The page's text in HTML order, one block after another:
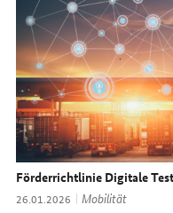
Förderrichtlinie Digitale
Datum:
26.01.2026 Thema:
Mobilität